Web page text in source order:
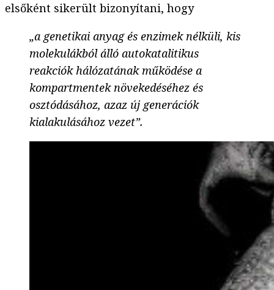
elsőként sikerült bizonyítani, hogy
„a genetikai anyag és enzimek nélküli, kis
molekulákból álló autokatalitikus
reakciók hálózatának működése a
kompartmentek növekedéséhez és
osztódásához, azaz új generációk
kialakulásához vezet”.